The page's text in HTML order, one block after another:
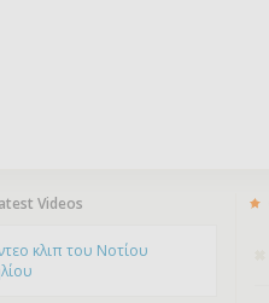
Videos
κλιπ του Νοτίου